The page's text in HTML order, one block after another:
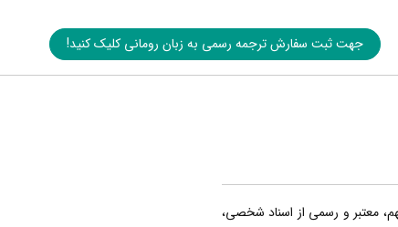
جهت ثبت سفارش ترجمه رسمی به زبان رومانی کلیک کنید!
معتبر و رسمی از اسناد شخصی،